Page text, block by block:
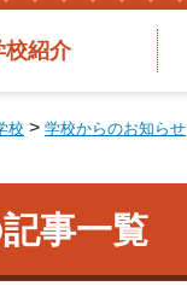
校紹介
校 > 学校からのお知らせ
事一覧